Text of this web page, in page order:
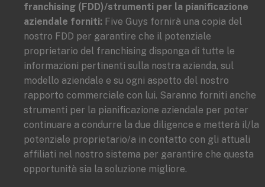
franchising (FDD)/strumenti per la pianificazione
aziendale forniti: Five Guys fornirà una copia del
nostro FDD per garantire che il potenziale
proprietario del franchising disponga di tutte le
informazioni pertinenti sulla nostra azienda, sul
modello aziendale e su ogni aspetto del nostro
rapporto commerciale con lui. Saranno forniti anche
strumenti per la pianificazione aziendale per poter
continuare a condurre la due diligence e metterà il/la
potenziale proprietario/a in contatto con gli attuali
affiliati nel nostro sistema per garantire che questa
opportunità sia la soluzione migliore.